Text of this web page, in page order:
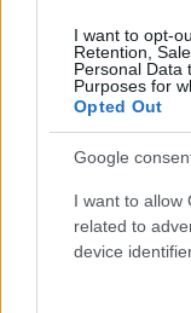
I want to opt-
Retention,
Personal Data
Purposes for
Opted Out
Google
I want to allow
related to
device